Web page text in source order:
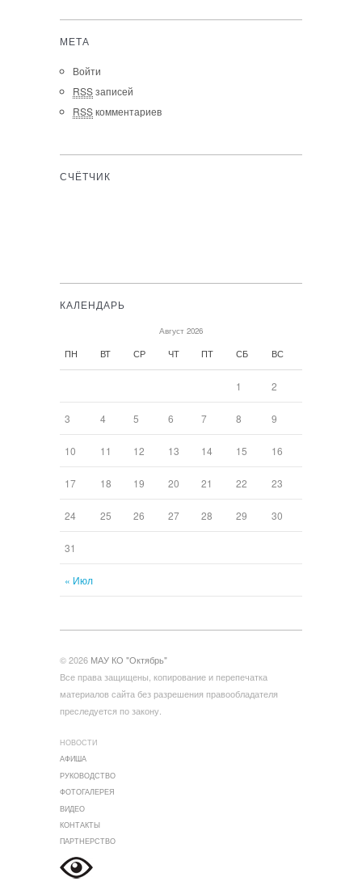
МЕТА
Войти
RSSзаписей
RSSкомментариев
СЧЁТЧИК
КАЛЕНДАРЬ
Август 2026
ПН ВТ СР ЧТ ПТ СБ ВС
« Июл
1 2
3 4 5 6 7 8 9
10 11 12 13 14 15 16
17 18 19 20 21 22 23
24 25 26 27 28 29 30
31
© 2026 МАУ КО "Октябрь"
Все права защищены, копирование и перепечатка
материалов сайта без разрешения правообладателя
преследуется по закону.
НОВОСТИ
АФИША
РУКОВОДСТВО
ФОТОГАЛЕРЕЯ
ВИДЕО
КОНТАКТЫ
ПАРТНЕРСТВО